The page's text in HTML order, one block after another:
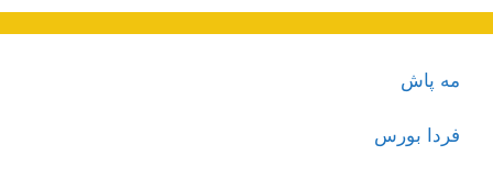
مه پاش
فردا بورس